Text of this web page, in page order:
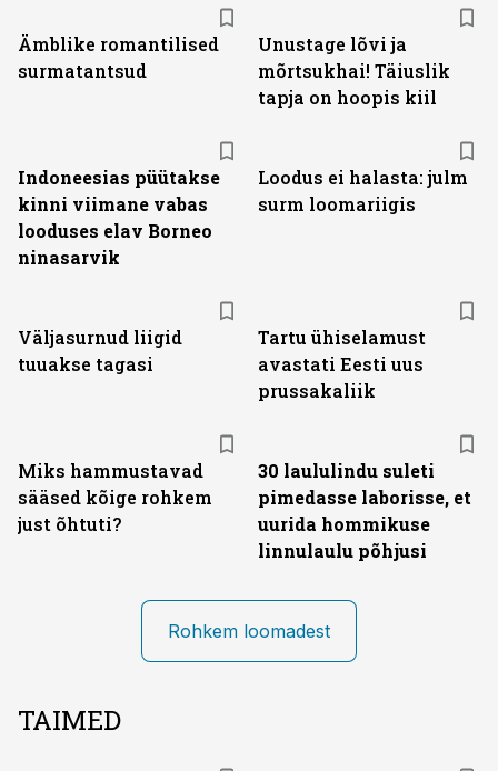
Ämblike romantilised
surmatantsud
Unustage lõvi ja
mõrtsukhai! Täiuslik
tapja on hoopis kiil
Indoneesias püütakse
kinni viimane vabas
looduses elav Borneo
ninasarvik
Loodus ei halasta: julm
surm loomariigis
Väljasurnud liigid
tuuakse tagasi
Tartu ühiselamust
avastati Eesti uus
prussakaliik
Miks hammustavad
sääsed kõige rohkem
just õhtuti?
30 laululindu suleti
pimedasse laborisse, et
uurida hommikuse
linnulaulu põhjusi
Rohkem loomadest
TAIMED